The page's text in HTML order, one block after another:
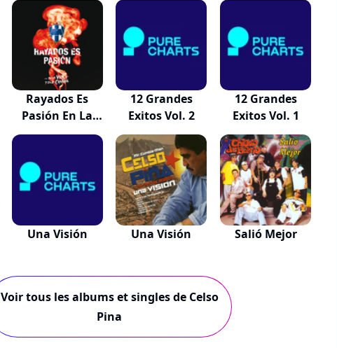
Rayados Es
Pasión En La
Vida...
12 Grandes
Exitos Vol. 2
12 Grandes
Exitos Vol. 1
Una Visión Una Visión Salió Mejor
Voir tous les albums et singles de Celso
Pina